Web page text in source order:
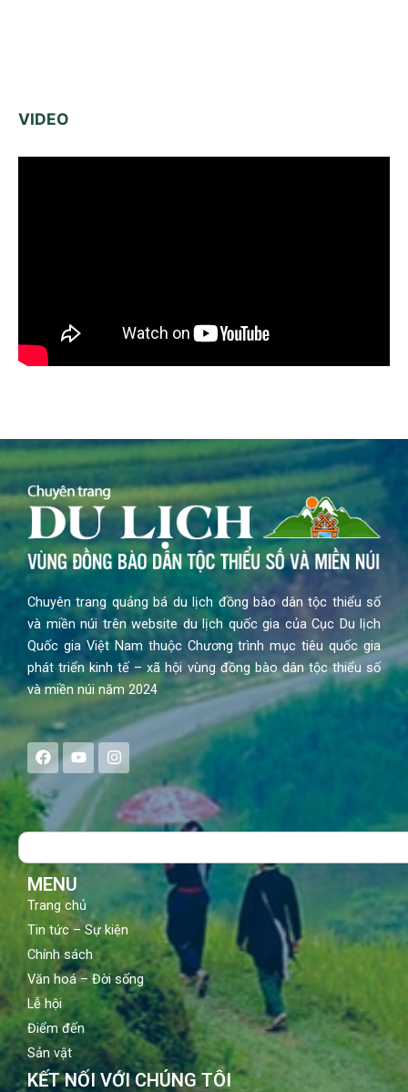
VIDEO
Chuyên trang quảng bá du lịch đồng bào dân tộc thiểu số
và miền núi trên website du lịch quốc gia của Cục Du lịch
Quốc gia Việt Nam thuộc Chương trình mục tiêu quốc gia
phát triển kinh tế – xã hội vùng đồng bào dân tộc thiểu số
và miền núi năm 2024
F
a
c
e
b
o
Y
o
u
t
u
b
I
n
s
a
g
Search
MENU
Trang chủ
Tin tức – Sự kiện
Chính sách
Văn hoá – Đời sống
Lễ hội
Điểm đến
Sản vật
KẾT NỐI VỚI CHÚNG TÔI